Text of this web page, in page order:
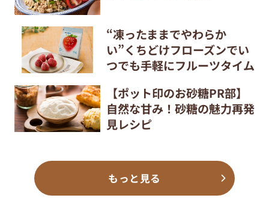
“凍ったままでやわらか
い”くちどけフローズンでい
つでも手軽にフルーツタイム
【ポット印のお砂糖PR部】
自然な甘み！砂糖の魅力再発
見レシピ
もっと見る